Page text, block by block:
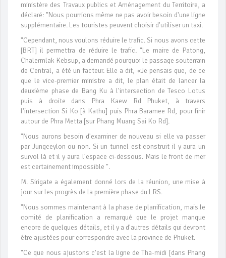
ministère des Travaux publics et Aménagement du Territoire, a
déclaré: "Nous pourrions même ne pas avoir besoin d'une ligne
supplémentaire. Les touristes peuvent choisir d'utiliser un taxi.
"Cependant, nous voulons réduire le trafic. Si nous avons cette
[BRT] il permettra de réduire le trafic. "Le maire de Patong,
Chalermlak Kebsup, a demandé pourquoi le passage souterrain
de Central, a été un facteur. Elle a dit, «Je pensais que, de ce
que le vice-premier ministre a dit, le plan était de lancer la
deuxième phase de Bang Ku à l'intersection de Tesco Lotus
puis à droite dans Phra Kaew Rd Phuket, à travers
l'intersection Si Ko [à Kathu] puis Phra Baramee Rd, pour finir
autour de Phra Metta [sur Phang Muang Sai Ko Rd].
"Nous aurons besoin d'examiner de nouveau si elle va passer
par Jungceylon ou non. Si un tunnel est construit il y aura un
survol là et il y aura l'espace ci-dessous. Mais le front de mer
est certainement impossible ".
M. Sirigate a également donné lors de la réunion, une mise à
jour sur les progrès de la première phase du LRS.
"Nous sommes maintenant à la phase de planification, mais le
comité de planification a remarqué que le projet manque
encore de quelques détails, et il y a d'autres détails qui devront
être ajustées pour correspondre avec la province de Phuket.
"Ce que nous ajustons c'est la ligne de Tha-midi [dans Phang